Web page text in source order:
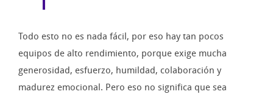
Todo esto no es nada fácil, por eso hay tan pocos
equipos de alto rendimiento, porque exige mucha
generosidad, esfuerzo, humildad, colaboración y
madurez emocional. Pero eso no significa que sea